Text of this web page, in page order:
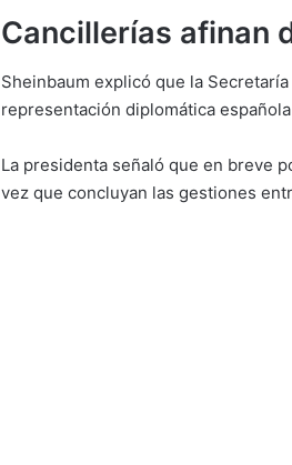
Cancillerías afinan
Sheinbaum explicó que la
representación diplomática
La presidenta señaló que en breve
vez que concluyan las gestiones